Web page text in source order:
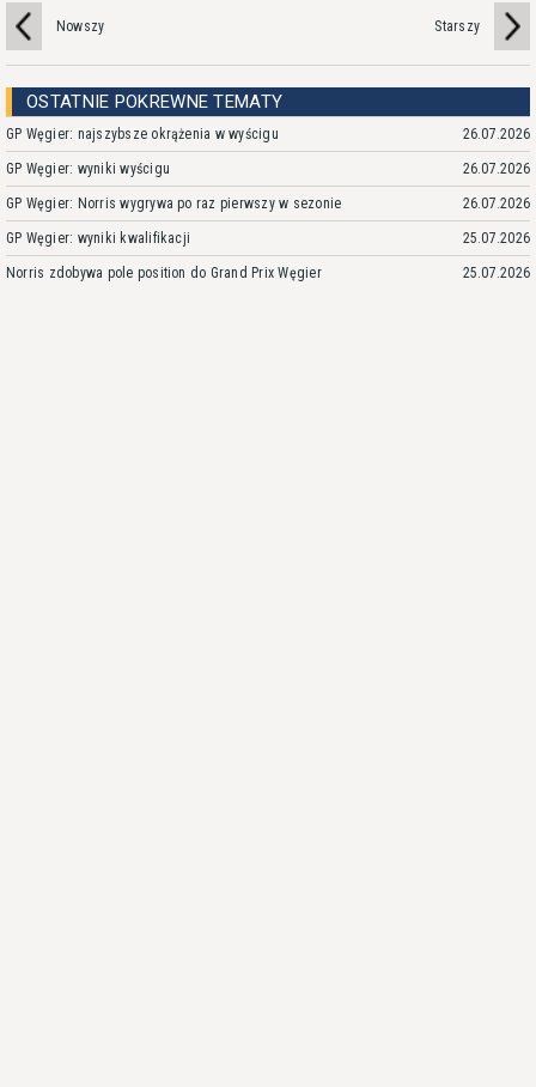
Nowszy Starszy
OSTATNIE POKREWNE TEMATY
GP Węgier: najszybsze okrążenia w wyścigu 26.07.2026
GP Węgier: wyniki wyścigu 26.07.2026
GP Węgier: Norris wygrywa po raz pierwszy w sezonie 26.07.2026
GP Węgier: wyniki kwalifikacji 25.07.2026
Norris zdobywa pole position do Grand Prix Węgier 25.07.2026